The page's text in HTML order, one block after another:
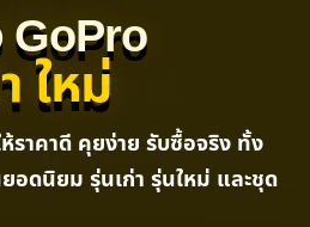
ใหม่
ราคาดี คุยง่าย รับซื้อจริง ทั้ง
ดนิยม รุ่นเก่า รุ่นใหม่ และชุด